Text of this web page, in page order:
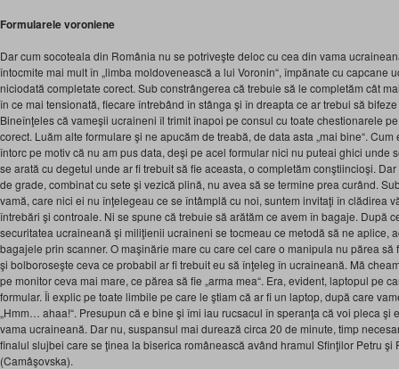
Formularele voroniene
Dar cum socoteala din România nu se potriveşte deloc cu cea din vama
întocmite mai mult în „limba moldovenească a lui Voronin“, împănate cu capcane
niciodată completate corect. Sub constrângerea că trebuie să le completăm cât
în ce mai tensionată, fiecare întrebând în stânga şi în dreapta ce ar trebui să
Bineînţeles că vameşii ucraineni îl trimit înapoi pe consul cu toate chestionarele
corect. Luăm alte formulare şi ne apucăm de treabă, de data asta „mai bine“.
întorc pe motiv că nu am pus data, deşi pe acel formular nici nu puteai ghici unde
se arată cu degetul unde ar fi trebuit să fie aceasta, o completăm conştiincioşi.
de grade, combinat cu sete şi vezică plină, nu avea să se termine prea curând.
vamă, care nici ei nu înţelegeau ce se întâmplă cu noi, suntem invitaţi în clădirea
întrebări şi controale. Ni se spune că trebuie să arătăm ce avem în bagaje. După
securitatea ucraineană şi miliţienii ucraineni se tocmeau ce metodă să ne aplice,
bagajele prin scanner. O maşinărie mare cu care cel care o manipula nu părea
şi bolboroseşte ceva ce probabil ar fi trebuit eu să înţeleg în ucraineană. Mă
pe monitor ceva mai mare, ce părea să fie „arma mea“. Era, evident, laptopul pe
formular. Îi explic pe toate limbile pe care le ştiam că ar fi un laptop, după care
„Hmm… ahaa!“. Presupun că e bine şi îmi iau rucsacul în speranţa că voi pleca şi
vama ucraineană. Dar nu, suspansul mai durează circa 20 de minute, timp
finalul slujbei care se ţinea la biserica românească având hramul Sfinţilor Petru şi
(Camâşovska).